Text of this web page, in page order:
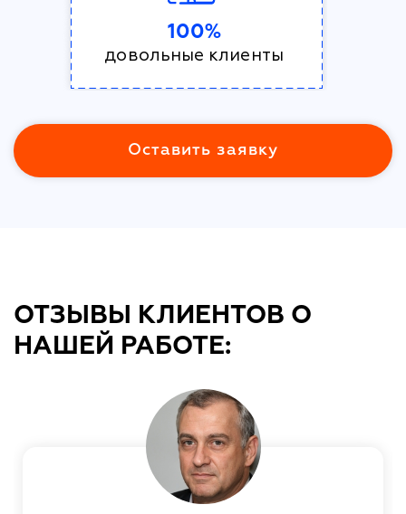
100%
довольные клиенты
Оставить заявку
ОТЗЫВЫ КЛИЕНТОВ О
НАШЕЙ РАБОТЕ: